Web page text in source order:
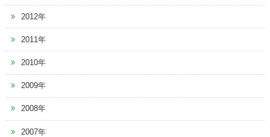
2012年
2011年
2010年
2009年
2008年
2007年